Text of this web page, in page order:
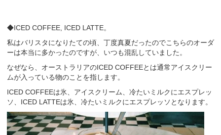
◆ICED COFFEE, ICED LATTE。
私はバリスタになりたての頃、丁度真夏だったのでこちらのオーダ
ーは本当に多かったのですが、いつも混乱していました。
なぜなら、オーストラリアのICED COFFEEとは通常アイスクリー
ムが入っている物のことを指します。
ICED COFFEEは氷、アイスクリーム、冷たいミルクにエスプレッ
ソ、ICED LATTEは氷、冷たいミルクにエスプレッソとなります。